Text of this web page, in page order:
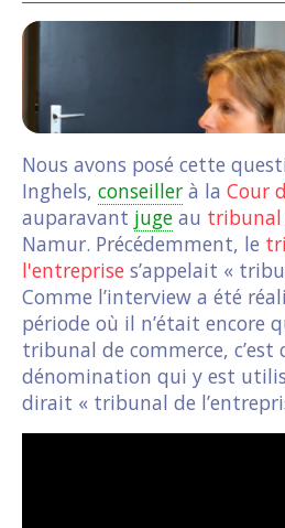
Nous avons posé cette
Inghels, conseiller à la Cour
auparavant juge au tribunal
Namur. Précédemment, le
l'entreprise s’appelait «
Comme l’interview a été
période où il n’était encore
tribunal de commerce, c’est
dénomination qui y est
dirait « tribunal de